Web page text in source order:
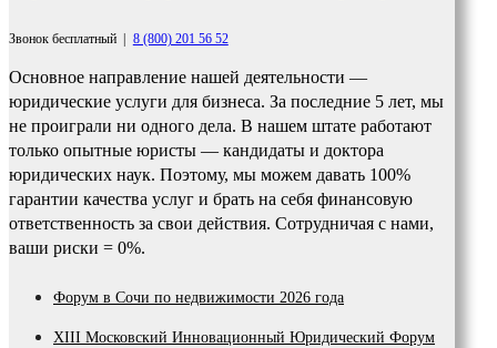
Звонок бесплатный 8 (800) 201 56 52
Основное направление нашей деятельности —
юридические услуги для бизнеса. За последние 5 лет, мы
не проиграли ни одного дела. В нашем штате работают
только опытные юристы — кандидаты и доктора
юридических наук. Поэтому, мы можем давать 100%
гарантии качества услуг и брать на себя финансовую
ответственность за свои действия. Сотрудничая с нами,
ваши риски = 0%.
Форум в Сочи по недвижимости 2026 года
XIII Московский Инновационный Юридический Форум